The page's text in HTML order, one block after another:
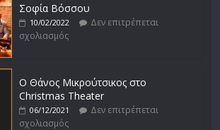
Σοφία Βόσσου
10/02/2022
Δεν επιτρέπεται
σχολιασμός
Ο Θάνος Μικρούτσικος στο
Christmas Theater
06/12/2021
Δεν επιτρέπεται
σχολιασμός